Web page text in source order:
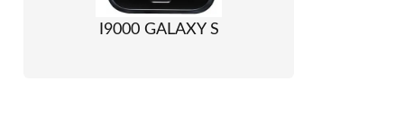
I9000 GALAXY S